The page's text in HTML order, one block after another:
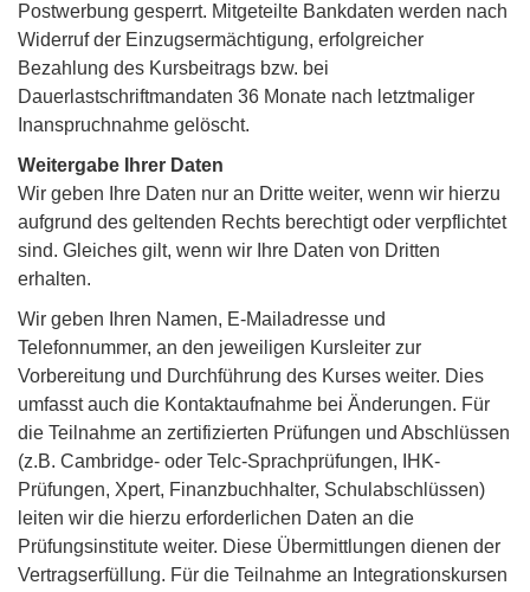
Postwerbung gesperrt. Mitgeteilte Bankdaten werden nach
Widerruf der Einzugsermächtigung, erfolgreicher
Bezahlung des Kursbeitrags bzw. bei
Dauerlastschriftmandaten 36 Monate nach letztmaliger
Inanspruchnahme gelöscht.
Weitergabe Ihrer Daten
Wir geben Ihre Daten nur an Dritte weiter, wenn wir hierzu
aufgrund des geltenden Rechts berechtigt oder verpflichtet
sind. Gleiches gilt, wenn wir Ihre Daten von Dritten
erhalten.
Wir geben Ihren Namen, E-Mailadresse und
Telefonnummer, an den jeweiligen Kursleiter zur
Vorbereitung und Durchführung des Kurses weiter. Dies
umfasst auch die Kontaktaufnahme bei Änderungen. Für
die Teilnahme an zertifizierten Prüfungen und Abschlüssen
(z.B. Cambridge- oder Telc-Sprachprüfungen, IHK-
Prüfungen, Xpert, Finanzbuchhalter, Schulabschlüssen)
leiten wir die hierzu erforderlichen Daten an die
Prüfungsinstitute weiter. Diese Übermittlungen dienen der
Vertragserfüllung. Für die Teilnahme an Integrationskursen